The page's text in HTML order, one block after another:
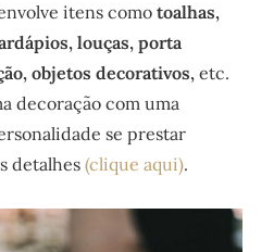
itens comotoalhas,
louças, porta
objetos decorativos, etc.
decoração com uma
se prestar
detalhes(clique aqui).